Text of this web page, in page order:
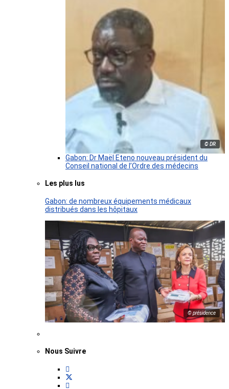
© DR
Gabon: Dr Maël Eteno nouveau président du
Conseil national de l’Ordre des médecins
Les plus lus
Gabon: de nombreux équipements médicaux
distribués dans les hôpitaux
© présidence
Nous Suivre